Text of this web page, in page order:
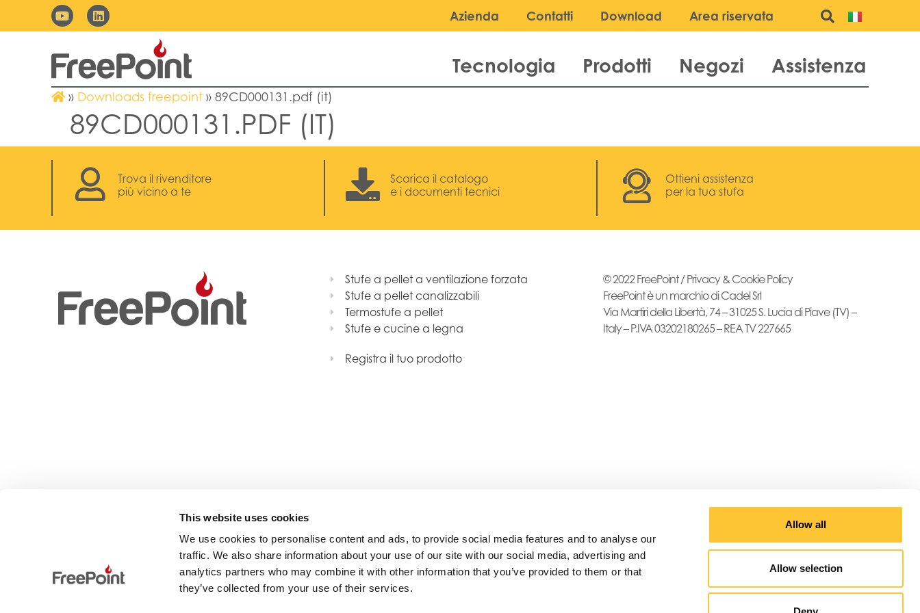
This website uses cookies
We use cookies to personalise content and ads, to provide social media features and to analyse our
traffic. We also share information about your use of our site with our social media, advertising and
analytics partners who may combine it with other information that you’ve provided to them or that
they’ve collected from your use of their services.
Allow all
Allow selection
Azienda Contatti Download Area riservata
Tecnologia Prodotti Negozi Assistenza
» Downloads freepoint » 89CD000131.pdf (it)
89CD000131.PDF (IT)
Trova il rivenditore
più vicino a te
Scarica il catalogo
e i documenti tecnici
Ottieni assistenza
per la tua stufa
Stufe a pellet a ventilazione forzata
Stufe a pellet canalizzabili
Termostufe a pellet
Stufe e cucine a legna
Registra il tuo prodotto
© 2022 FreePoint /Privacy & Cookie Policy
FreePoint è un marchio di Cadel Srl
Via Martiri della Libertà, 74 – 31025 S. Lucia di Piave (TV) –
Italy – P.IVA 03202180265 – REA TV 227665